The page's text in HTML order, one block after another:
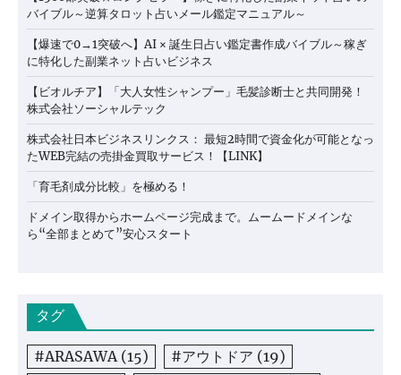
バイブル～逆算タロット占いメール鑑定マニュアル～
【爆速で0→1突破へ】AI × 誕生日占い鑑定書作成バイブル～稼ぎ
に特化した副業ネット占いビジネス
【ビオルチア】「大人女性シャンプー」毛髪診断士と共同開発！
株式会社ソーシャルテック
株式会社日本ビジネスリンクス： 最短2時間で資金化が可能となっ
たWEB完結の売掛金買取サービス！【LINK】
「育毛剤成分比較」を極める！
ドメイン取得からホームページ完成まで。ムームードメインな
ら“全部まとめて”安心スタート
タグ
#ARASAWA(15) #アウトドア (19)